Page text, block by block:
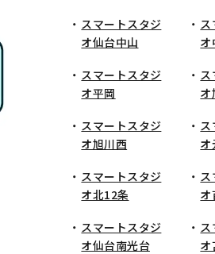
スマートスタジ
オ仙台中山
オ
スマートスタジ
オ平岡
オ
スマートスタジ
オ旭川西
オ
スマートスタジ
オ北12条
オ
スマートスタジ
オ仙台南光台
オ